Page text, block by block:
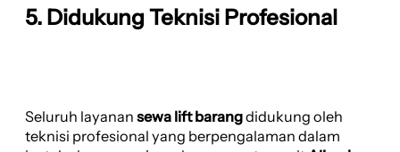
5. Didukung Teknisi Profesional
Seluruh layanan sewa lift barangdidukung oleh
teknisi profesional yang berpengalaman dalam